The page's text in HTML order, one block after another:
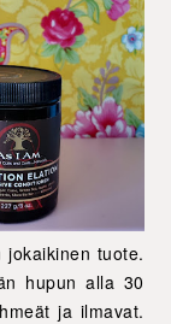
tuote.
hupun alla 30
ja ilmavat.